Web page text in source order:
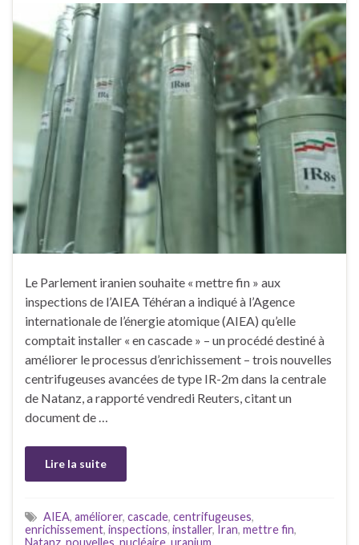
Le Parlement iranien souhaite « mettre fin » aux
inspections de l’AIEA Téhéran a indiqué à l’Agence
internationale de l’énergie atomique (AIEA) qu’elle
comptait installer « en cascade » – un procédé destiné à
améliorer le processus d’enrichissement – trois nouvelles
centrifugeuses avancées de type IR-2m dans la centrale
de Natanz, a rapporté vendredi Reuters, citant un
document de …
Lire la suite
AIEA, améliorer, cascade, centrifugeuses,
enrichissement, inspections, installer, Iran, mettre fin,